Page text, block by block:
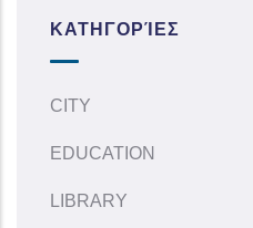
ΚΑΤΗΓΟΡΊΕΣ
CITY
EDUCATION
LIBRARY